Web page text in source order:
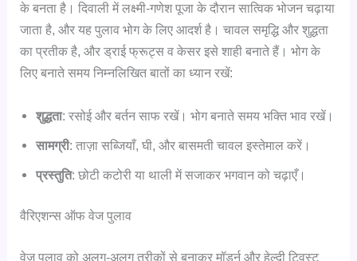
के बनता है। दिवाली में लक्ष्मी-गणेश पूजा के दौरान सात्विक भोजन चढ़ाया
जाता है, और यह पुलाव भोग के लिए आदर्श है। चावल समृद्धि और शुद्धता
का प्रतीक है, और ड्राई फ्रूट्स व केसर इसे शाही बनाते हैं। भोग के
लिए बनाते समय निम्नलिखित बातों का ध्यान रखें:
शुद्धता: रसोई और बर्तन साफ रखें। भोग बनाते समय भक्ति भाव रखें।
सामग्री: ताज़ा सब्जियाँ, घी, और बासमती चावल इस्तेमाल करें।
प्रस्तुति: छोटी कटोरी या थाली में सजाकर भगवान को चढ़ाएँ।
वैरिएशन्स ऑफ वेज पुलाव
वेज पुलाव को अलग-अलग तरीकों से बनाकर मॉडर्न और हेल्दी ट्विस्ट